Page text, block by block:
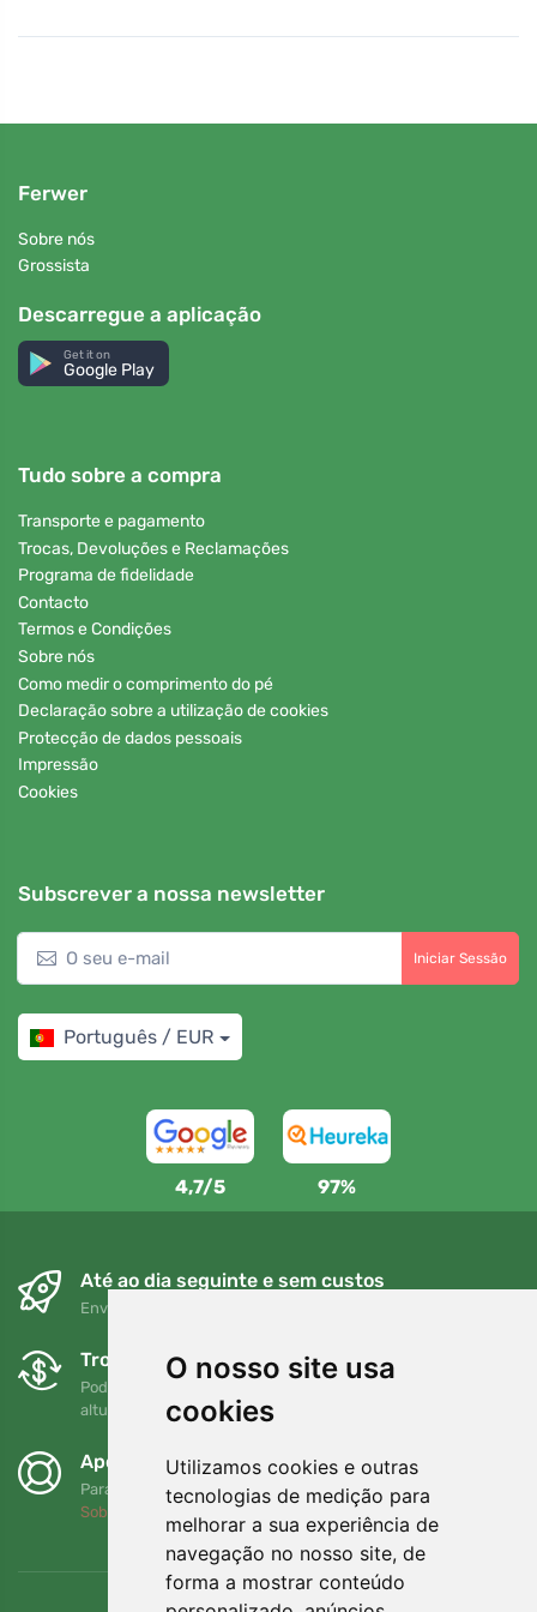
O nosso site usa
cookies
Utilizamos cookies e outras
tecnologias de medição para
melhorar a sua experiência de
navegação no nosso site, de
forma a mostrar conteúdo
Ferwer
Sobre nós
Grossista
Descarregue a aplicação
Get it on
Google Play
Tudo sobre a compra
Transporte e pagamento
Trocas, Devoluções e Reclamações
Programa de fidelidade
Contacto
Termos e Condições
Sobre nós
Como medir o comprimento do pé
Declaração sobre a utilização de cookies
Protecção de dados pessoais
Impressão
Cookies
Subscrever a nossa newsletter
Iniciar Sessão
Português / EUR
4,7/5 97%
Até ao dia seguinte e sem custos
Envio gratuito para encomendas superiores a 80 EUR
Trocas e devoluções gratuitas
Pode devolver ou trocar a sua encomenda em qualquer
altura no prazo de 90 dias
Apoiamos a Trees.org
Para cada encomenda plantamos uma árvore! Leia mais
Sobre nós